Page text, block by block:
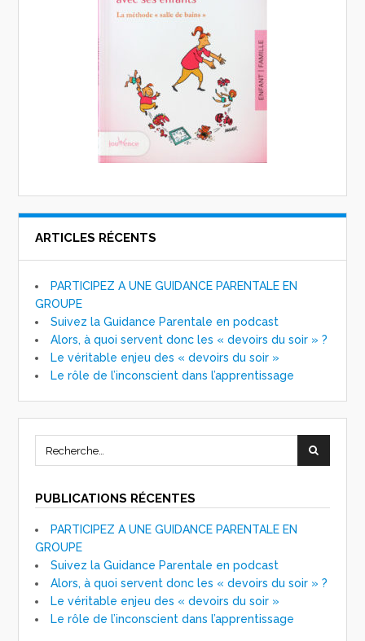
ARTICLES RÉCENTS
PARTICIPEZ A UNE GUIDANCE PARENTALE EN
GROUPE
Suivez la Guidance Parentale en podcast
Alors, à quoi servent donc les « devoirs du soir » ?
Le véritable enjeu des « devoirs du soir »
Le rôle de l’inconscient dans l’apprentissage
PUBLICATIONS RÉCENTES
PARTICIPEZ A UNE GUIDANCE PARENTALE EN
GROUPE
Suivez la Guidance Parentale en podcast
Alors, à quoi servent donc les « devoirs du soir » ?
Le véritable enjeu des « devoirs du soir »
Le rôle de l’inconscient dans l’apprentissage